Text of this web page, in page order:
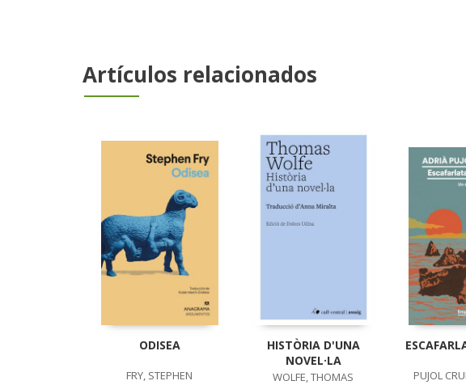
Artículos relacionados
ODISEA
FRY, STEPHEN
HISTÒRIA D'UNA
NOVEL·LA
WOLFE, THOMAS PUJOL